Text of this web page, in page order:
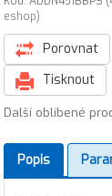
eshop)
Porovnat
Tisknout
Další oblíbené
Popis